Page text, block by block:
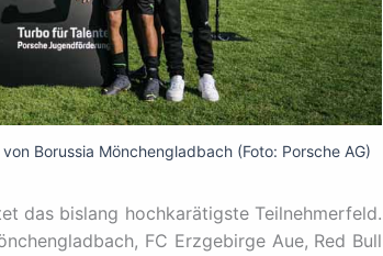
Borussia Mönchengladbach (Foto: Porsche AG)
das bislang hochkarätigste Teilnehmerfeld.
FC Erzgebirge Aue, Red Bull